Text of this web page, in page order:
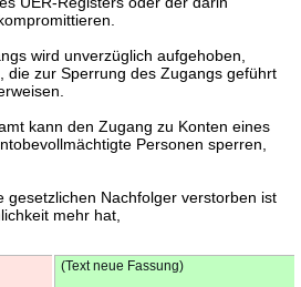
wird unverzüglich aufgehoben,
die zur Sperrung des Zugangs geführt
kann den Zugang zu Konten eines
Personen sperren,
gesetzlichen Nachfolger verstorben ist
mehr hat,
(Text neue Fassung)